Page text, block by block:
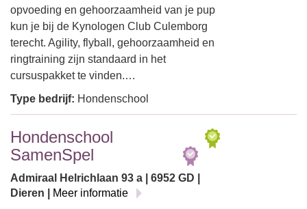
opvoeding en gehoorzaamheid van je pup
kun je bij de Kynologen Club Culemborg
terecht. Agility, flyball, gehoorzaamheid en
ringtraining zijn standaard in het
cursuspakket te vinden.…
Type bedrijf: Hondenschool
Hondenschool
SamenSpel
Admiraal Helrichlaan 93 a | 6952 GD |
Dieren |
Meer informatie